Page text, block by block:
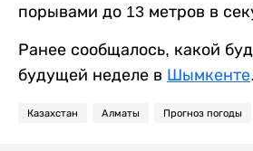
порывами до 13 метров в
Ранее сообщалось, какой
будущей неделе в Шымкенте.
Казахстан Алматы Прогноз погоды